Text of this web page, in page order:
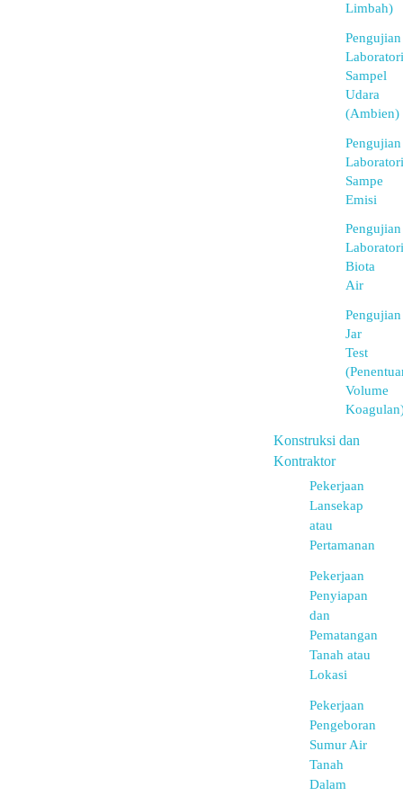
Limbah)
Pengujian
Sampel
Udara
(Ambien)
Pengujian
Sampe
Emisi
Pengujian
Biota
Air
Pengujian
Jar
Test
Volume
Konstruksi dan
Kontraktor
Pekerjaan
Lansekap
atau
Pertamanan
Pekerjaan
Penyiapan
dan
Pematangan
Tanah atau
Lokasi
Pekerjaan
Pengeboran
Sumur Air
Tanah
Dalam